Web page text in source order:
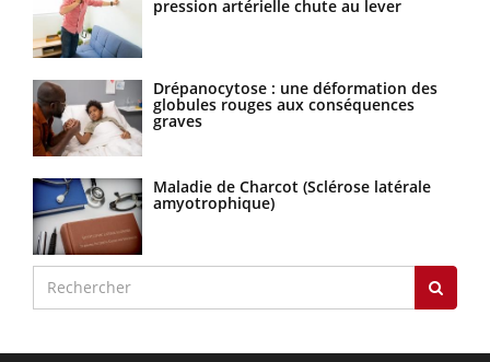
pression artérielle chute au lever
Drépanocytose : une déformation des
globules rouges aux conséquences
graves
Maladie de Charcot (Sclérose latérale
amyotrophique)